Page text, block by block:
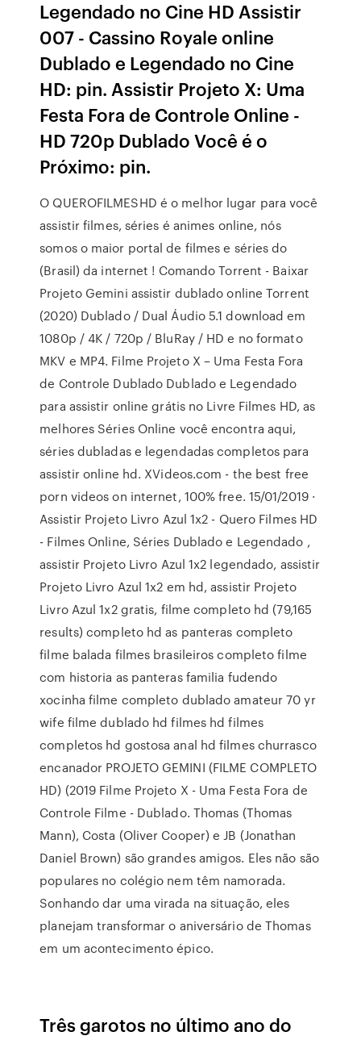
Legendado no Cine HD Assistir
007 - Cassino Royale online
Dublado e Legendado no Cine
HD: pin. Assistir Projeto X: Uma
Festa Fora de Controle Online -
HD 720p Dublado Você é o
Próximo: pin.
O QUEROFILMESHD é o melhor lugar para você
assistir filmes, séries é animes online, nós
somos o maior portal de filmes e séries do
(Brasil) da internet ! Comando Torrent - Baixar
Projeto Gemini assistir dublado online Torrent
(2020) Dublado / Dual Áudio 5.1 download em
1080p / 4K / 720p / BluRay / HD e no formato
MKV e MP4. Filme Projeto X – Uma Festa Fora
de Controle Dublado Dublado e Legendado
para assistir online grátis no Livre Filmes HD, as
melhores Séries Online você encontra aqui,
séries dubladas e legendadas completos para
assistir online hd. XVideos.com - the best free
porn videos on internet, 100% free. 15/01/2019 ·
Assistir Projeto Livro Azul 1x2 - Quero Filmes HD
- Filmes Online, Séries Dublado e Legendado ,
assistir Projeto Livro Azul 1x2 legendado, assistir
Projeto Livro Azul 1x2 em hd, assistir Projeto
Livro Azul 1x2 gratis, filme completo hd (79,165
results) completo hd as panteras completo
filme balada filmes brasileiros completo filme
com historia as panteras familia fudendo
xocinha filme completo dublado amateur 70 yr
wife filme dublado hd filmes hd filmes
completos hd gostosa anal hd filmes churrasco
encanador PROJETO GEMINI (FILME COMPLETO
HD) (2019 Filme Projeto X - Uma Festa Fora de
Controle Filme - Dublado. Thomas (Thomas
Mann), Costa (Oliver Cooper) e JB (Jonathan
Daniel Brown) são grandes amigos. Eles não são
populares no colégio nem têm namorada.
Sonhando dar uma virada na situação, eles
planejam transformar o aniversário de Thomas
em um acontecimento épico.
Três garotos no último ano do